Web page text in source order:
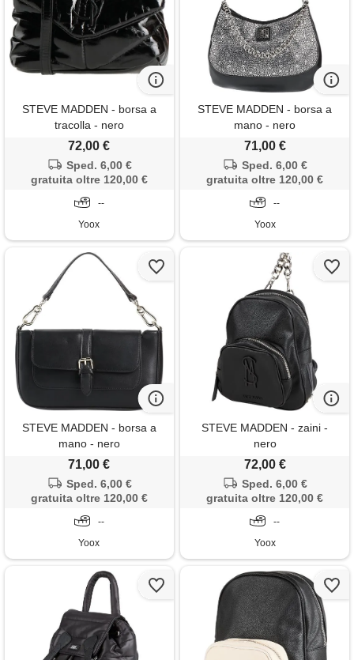
STEVE MADDEN - borsa a
tracolla - nero
72,00 €
Sped. 6,00 €
gratuita oltre 120,00 €
--
Yoox
STEVE MADDEN - borsa a
mano - nero
71,00 €
Sped. 6,00 €
gratuita oltre 120,00 €
--
Yoox
STEVE MADDEN - borsa a
mano - nero
71,00 €
Sped. 6,00 €
gratuita oltre 120,00 €
--
Yoox
STEVE MADDEN - zaini -
nero
72,00 €
Sped. 6,00 €
gratuita oltre 120,00 €
--
Yoox